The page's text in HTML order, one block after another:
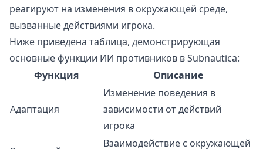
реагируют на изменения в окружающей среде,
вызванные действиями игрока.
Ниже приведена таблица, демонстрирующая
основные функции ИИ противников в Subnautica:
Функция
Описание
Адаптация
Изменение поведения в
зависимости от действий
игрока
Взаимодействие с окружающей